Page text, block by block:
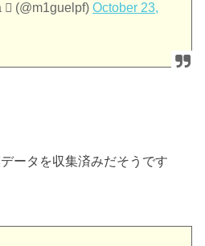
 (@m1guelpf)October 23,
ータを収集済みだそうです